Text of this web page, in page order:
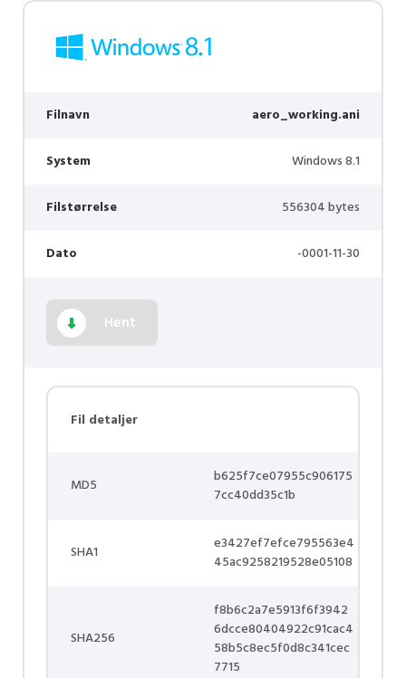
Filnavn aero_working.ani
System Windows 8.1
Filstørrelse 556304 bytes
Dato -0001-11-30
Hent
Fil detaljer
MD5
b625f7ce07955c906175
7cc40dd35c1b
SHA1
e3427ef7efce795563e4
45ac9258219528e05108
SHA256
f8b6c2a7e5913f6f3942
6dcce80404922c91cac4
58b5c8ec5f0d8c341cec
7715